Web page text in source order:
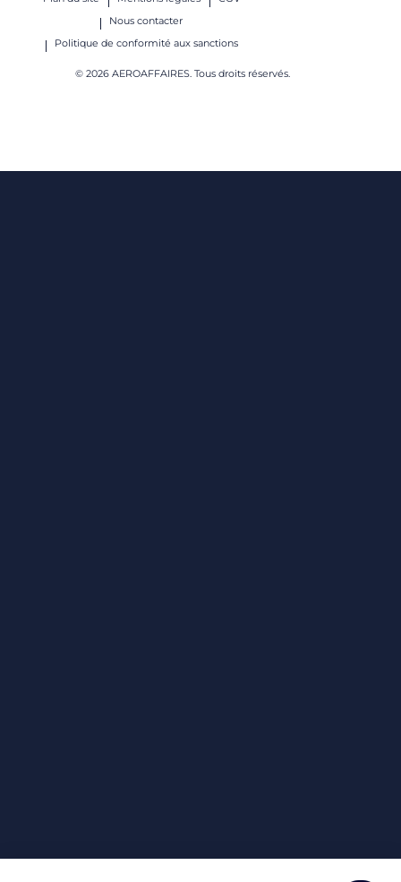
Nous contacter
Politique de conformité aux sanctions
© 2026 AEROAFFAIRES. Tous droits réservés.